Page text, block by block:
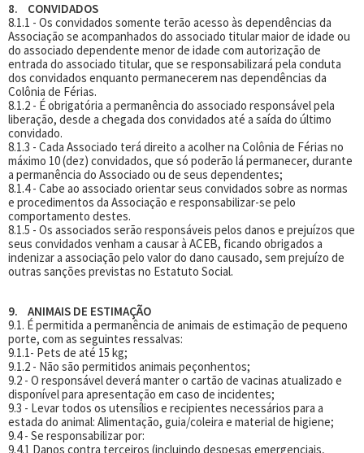
8. CONVIDADOS
8.1.1 - Os convidados somente terão acesso às dependências da
Associação se acompanhados do associado titular maior de idade ou
do associado dependente menor de idade com autorização de
entrada do associado titular, que se responsabilizará pela conduta
dos convidados enquanto permanecerem nas dependências da
Colônia de Férias.
8.1.2 - É obrigatória a permanência do associado responsável pela
liberação, desde a chegada dos convidados até a saída do último
convidado.
8.1.3 - Cada Associado terá direito a acolher na Colônia de Férias no
máximo 10 (dez) convidados, que só poderão lá permanecer, durante
a permanência do Associado ou de seus dependentes;
8.1.4 - Cabe ao associado orientar seus convidados sobre as normas
e procedimentos da Associação e responsabilizar-se pelo
comportamento destes.
8.1.5 - Os associados serão responsáveis pelos danos e prejuízos que
seus convidados venham a causar à ACEB, ficando obrigados a
indenizar a associação pelo valor do dano causado, sem prejuízo de
outras sanções previstas no Estatuto Social.
9. ANIMAIS DE ESTIMAÇÃO
9.1. É permitida a permanência de animais de estimação de pequeno
porte, com as seguintes ressalvas:
9.1.1- Pets de até 15 kg;
9.1.2 - Não são permitidos animais peçonhentos;
9.2 - O responsável deverá manter o cartão de vacinas atualizado e
disponível para apresentação em caso de incidentes;
9.3 - Levar todos os utensílios e recipientes necessários para a
estada do animal: Alimentação, guia/coleira e material de higiene;
9.4 - Se responsabilizar por:
9.4.1 Danos contra terceiros (incluindo despesas emergenciais,